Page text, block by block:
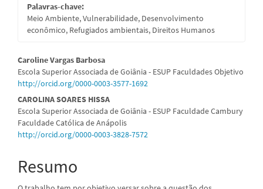
Palavras-chave:
Meio Ambiente, Vulnerabilidade, Desenvolvimento
econômico, Refugiados ambientais, Direitos Humanos
Conteúdo
do
artigo
principal
Caroline Vargas Barbosa
Escola Superior Associada de Goiânia - ESUP Faculdades Objetivo
http://orcid.org/0000-0003-3577-1692
CAROLINA SOARES HISSA
Escola Superior Associada de Goiânia - ESUP Faculdade Cambury
Faculdade Católica de Anápolis
http://orcid.org/0000-0003-3828-7572
Resumo